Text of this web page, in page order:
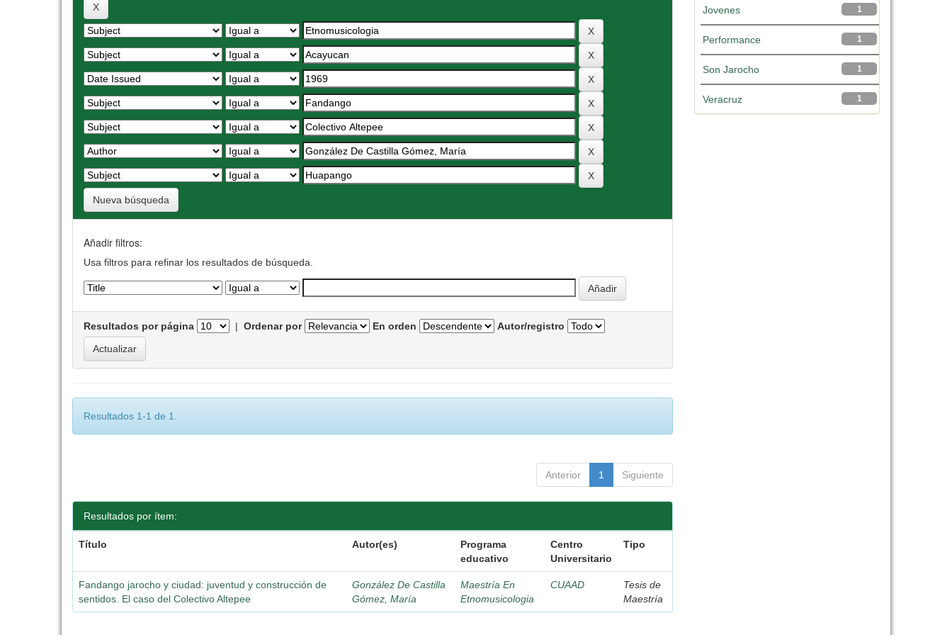
Nueva búsqueda
Añadir filtros:
Usa filtros para refinar los resultados de búsqueda.
Resultados por página | Ordenar por En orden Autor/registro
Resultados 1-1 de 1.
Anterior 1 Siguiente
Resultados por ítem:
Título Autor(es)
Programa
educativo
Centro
Universitario
Tipo
Fandango jarocho y ciudad: juventud y construcción de
sentidos. El caso del Colectivo Altepee
González De Castilla
Gómez, María
Maestría En
Etnomusicologia
CUAAD
Tesis de
Maestría
1
Jovenes
1
Performance
1
Son Jarocho
1
Veracruz